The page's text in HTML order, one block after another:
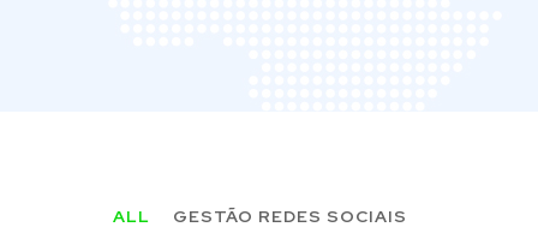
ALL GESTÃO REDES SOCIAIS